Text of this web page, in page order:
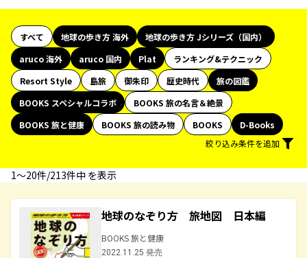
すべて 地球の歩き方 海外
地球の歩き方 Jシリーズ（国内）
aruco 海外
aruco 国内 Plat
ランキング&テクニック
Resort Style
島旅 御朱印 歴史時代
旅の図鑑
BOOKS スペシャルコラボ
BOOKS 旅の名言＆絶景
BOOKS 旅と健康
BOOKS 旅の読み物 BOOKS
D-Books
絞り込み条件を追加
1〜20件/213件中 を表示
地球のなぞり方 旅地図 日本編
BOOKS 旅と健康
2022.11.25 発売